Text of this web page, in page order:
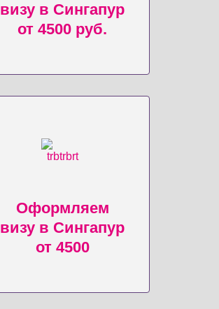
визу в Сингапур
от 4500 руб.
Оформляем
визу в Сингапур
от 4500